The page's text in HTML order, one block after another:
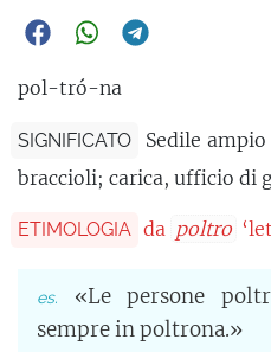
pol-tró-na
SIGNIFICATO
Sedile
braccioli; carica, ufficio di
ETIMOLOGIA da poltro
«Le persone
sempre in poltrona.»